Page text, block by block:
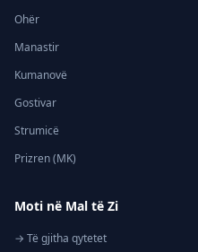
Ohër
Manastir
Kumanovë
Gostivar
Strumicë
Prizren (MK)
Moti në Mal të Zi
→ Të gjitha qytetet